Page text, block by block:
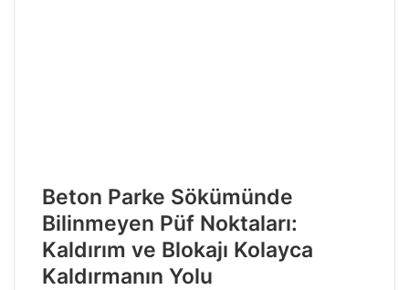
Beton Parke Sökümünde
Bilinmeyen Püf Noktaları:
Kaldırım ve Blokajı Kolayca
Kaldırmanın Yolu